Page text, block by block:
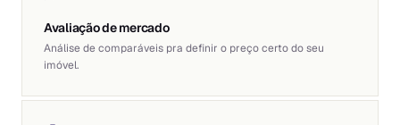
Avaliação de mercado
Análise de comparáveis pra definir o preço certo do seu
imóvel.